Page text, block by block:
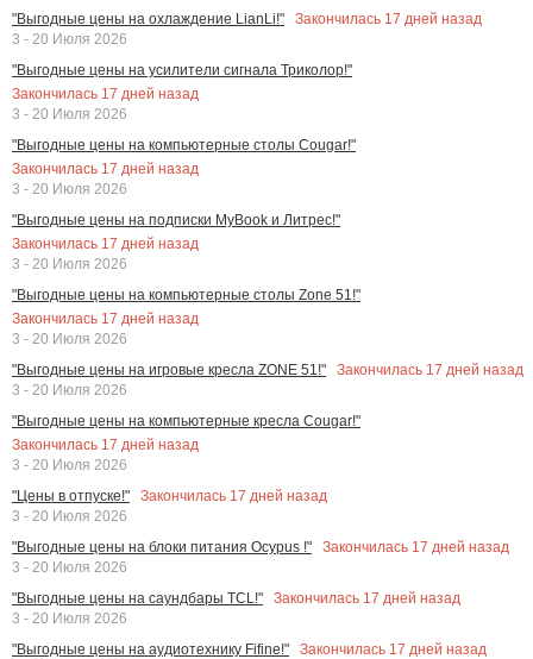
"Выгодные цены на охлаждение LianLi!" Закончилась 17 дней назад
3 - 20 Июля 2026
"Выгодные цены на усилители сигнала Триколор!"
Закончилась 17 дней назад
3 - 20 Июля 2026
"Выгодные цены на компьютерные столы Cougar!"
Закончилась 17 дней назад
3 - 20 Июля 2026
"Выгодные цены на подписки MyBook и Литрес!"
Закончилась 17 дней назад
3 - 20 Июля 2026
"Выгодные цены на компьютерные столы Zone 51!"
Закончилась 17 дней назад
3 - 20 Июля 2026
"Выгодные цены на игровые кресла ZONE 51!"
Закончилась 17 дней назад
3 - 20 Июля 2026
"Выгодные цены на компьютерные кресла Cougar!"
Закончилась 17 дней назад
3 - 20 Июля 2026
"Цены в отпуске!"
Закончилась 17 дней назад
3 - 20 Июля 2026
"Выгодные цены на блоки питания Ocypus !"
Закончилась 17 дней назад
3 - 20 Июля 2026
"Выгодные цены на саундбары TCL!"
Закончилась 17 дней назад
3 - 20 Июля 2026
"Выгодные цены на аудиотехнику Fifine!"
Закончилась 17 дней назад